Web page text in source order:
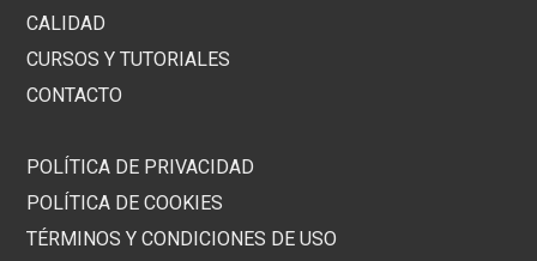
CALIDAD
CURSOS Y TUTORIALES
CONTACTO
POLÍTICA DE PRIVACIDAD
POLÍTICA DE COOKIES
TÉRMINOS Y CONDICIONES DE USO